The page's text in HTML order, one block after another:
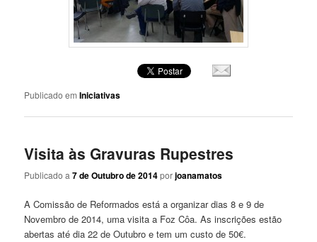
Publicado em Iniciativas
Visita às Gravuras Rupestres
Publicado a7 de Outubro de 2014porjoanamatos
A Comissão de Reformados está a organizar dias 8 e 9 de
Novembro de 2014, uma visita a Foz Côa. As inscrições estão
abertas até dia 22 de Outubro e tem um custo de 50€.